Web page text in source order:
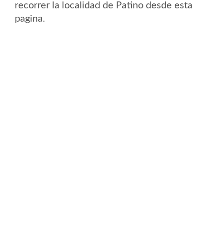
recorrer la localidad de Patino desde esta
pagina.